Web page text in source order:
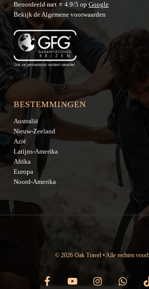
Beoordeeld met ⭐ 4.9/5 op Google
Bekijk deAlgemene voorwaarden
BESTEMMINGEN
Australië
Nieuw-Zeeland
Azië
Latijns-Amerika
Afrika
Europa
Noord-Amerika
© 2026 Oak Travel • Alle rechten
facebook youtube instagram whatsapp